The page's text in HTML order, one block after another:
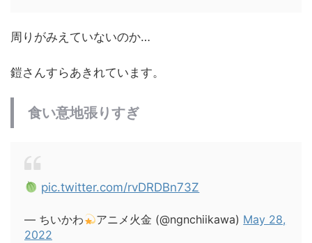
周りがみえていないのか…
鎧さんすらあきれています。
食い意地張りすぎ
pic.twitter.com/rvDRDBn73Z
— ちいかわ アニメ火金 (@ngnchiikawa) May 28,
2022